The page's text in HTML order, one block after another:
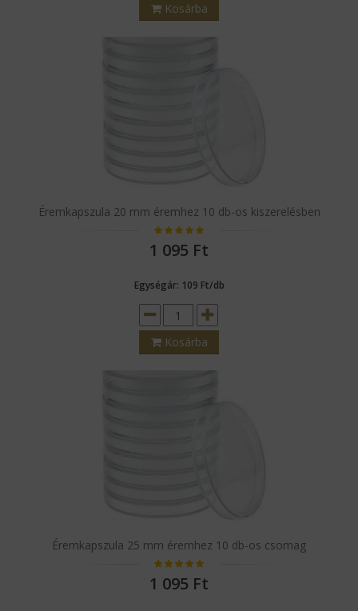
Kosárba
Éremkapszula 20 mm éremhez 10 db-os kiszerelésben
1 095 Ft
Egységár: 109 Ft/db
Kosárba
Éremkapszula 25 mm éremhez 10 db-os csomag
1 095 Ft